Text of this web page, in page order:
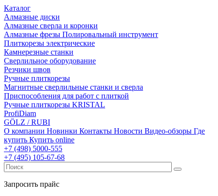
Каталог
Алмазные диски
Алмазные сверла и коронки
Алмазные фрезы Полировальный инструмент
Плиткорезы электрические
Камнерезные станки
Сверлильное оборудование
Резчики швов
Ручные плиткорезы
Магнитные сверлильные станки и сверла
Приспособления для работ с плиткой
Ручные плиткорезы KRISTAL
ProfiDiam
GÖLZ / RUBI
О компании Новинки Контакты Новости Видео-обзоры Где
купить Купить online
+7 (498) 5000-555
+7 (495) 105-67-68
Запросить прайс